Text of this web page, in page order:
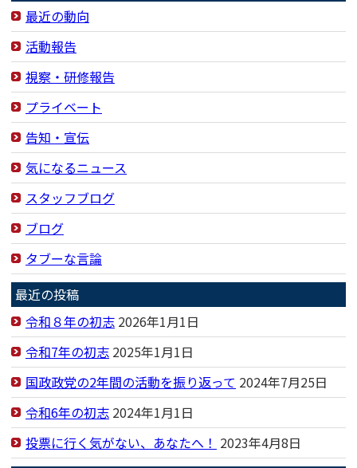
最近の動向
活動報告
視察・研修報告
プライベート
告知・宣伝
気になるニュース
スタッフブログ
ブログ
タブーな言論
最近の投稿
令和８年の初志 2026年1月1日
令和7年の初志 2025年1月1日
国政政党の2年間の活動を振り返って 2024年7月25日
令和6年の初志 2024年1月1日
投票に行く気がない、あなたへ！ 2023年4月8日